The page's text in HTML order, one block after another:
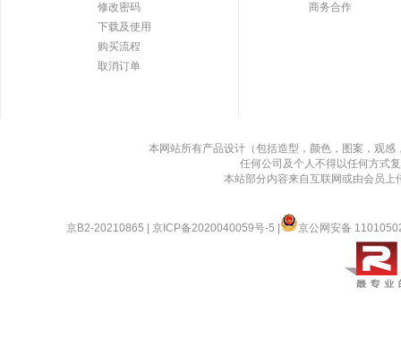
修改密码
下载及使用
购买流程
取消订单
商务合作
本网站所有产品设计（包括造型，颜色，图案，观
任何公司及个人不得以任何方式
本站部分内容来自互联网或由会员
京B2-20210865 京ICP备2020040059号-5 京公网安备